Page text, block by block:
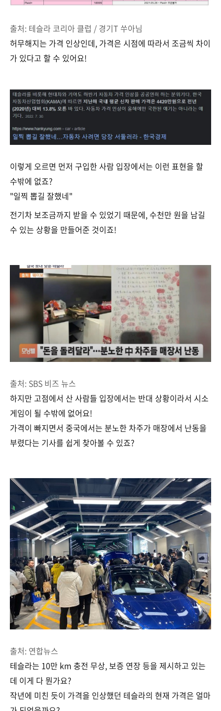
출처: 테슬라 코리아 클럽 / 경기T 쑤아님
허무해지는 가격 인상인데, 가격은 시점에 따라서 조금씩 차이
가 있다고 할 수 있어요!
이렇게 오르면 먼저 구입한 사람 입장에서는 이런 표현을 할
수밖에 없죠?
"일찍 뽑길 잘했네"
전기차 보조금까지 받을 수 있었기 때문에, 수천만 원을 남길
수 있는 상황을 만들어준 것이죠!
출처: SBS 비즈 뉴스
하지만 고점에서 산 사람들 입장에서는 반대 상황이라서 시소
게임이 될 수밖에 없어요!
가격이 빠지면서 중국에서는 분노한 차주가 매장에서 난동을
부렸다는 기사를 쉽게 찾아볼 수 있죠?
출처: 연합뉴스
테슬라는 10만 km 충전 무상, 보증 연장 등을 제시하고 있는
데 이게 다 뭔가요?
작년에 미친 듯이 가격을 인상했던 테슬라의 현재 가격은 얼마